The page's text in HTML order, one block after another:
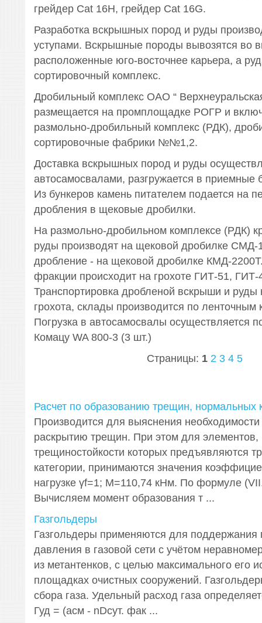
грейдер Cat 16H, грейдер Cat 16G.
Разработка вскрышных пород и руды
уступами. Вскрышные породы вывозятся во
расположенные юго-восточнее карьера, а
сортировочный комплекс.
Дробильный комплекс ОАО “
размещается на промплощадке РОГР и
размольно-дробильный комплекс (РДК),
сортировочные фабрики №№1,2.
Доставка вскрышных пород и руды
автосамосвалами, разгружается в приемные
Из бункеров камень питателем подается на
дробления в щековые дробилки.
На размольно-дробильном комплексе (РДК)
руды производят на щековой дробилке СМД-
дробление - на щековой дробилке КМД-
фракции происходит на грохоте ГИТ-51, ГИТ-
Транспортировка дробленой вскрыши и руды
грохота, склады производится по ленточным
Погрузка в автосамосвалы осуществляется
Комацу WA 800-3 (3 шт.)
Страницы: 1 2 3 4 5
Расчет по образованию трещин, нормальных
Производится для выяснения необходимости
раскрытию трещин. При этом для элементов,
трещиностойкости которых предъявляются
категории, принимаются значения
нагрузке γf=1; M=110,74 кНм. По формуле
Вычисляем момент образования т ...
Газгольдеры
Газгольдеры применяются для поддержания
давления в газовой сети с учётом
из метантенков, с целью максимального его
площадках очистных сооружений.
сбора газа. Удельный расход газа
Гуд = (асм - nDсут. фак ...